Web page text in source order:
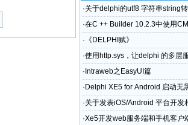
·关于delphi的utf8 字符串string
·在C ++ Builder 10.2.3中使用
· 《DELPHI赋》
·使用http.sys，让delphi 的多层
· Intraweb之EasyUI篇
· Delphi XE5 for Android 启动无
·关于发表iOS/Android 平台开发
奖励政策
·Xe5开发web服务端和手机客户